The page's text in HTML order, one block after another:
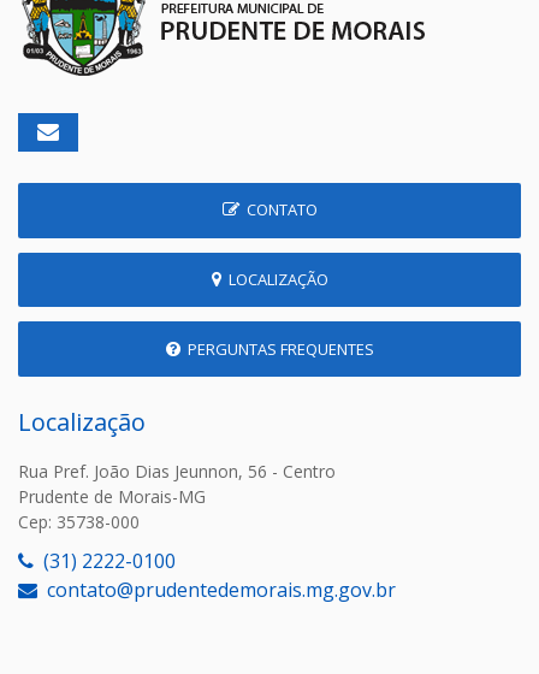
CONTATO
LOCALIZAÇÃO
PERGUNTAS FREQUENTES
Localização
Rua Pref. João Dias Jeunnon, 56 - Centro
Prudente de Morais-MG
Cep: 35738-000
(31) 2222-0100
contato@prudentedemorais.mg.gov.br